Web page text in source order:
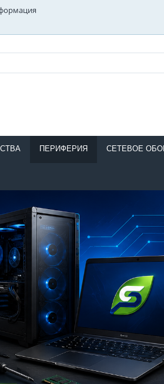
ПЕРИФЕРИЯ СЕТЕВОЕ